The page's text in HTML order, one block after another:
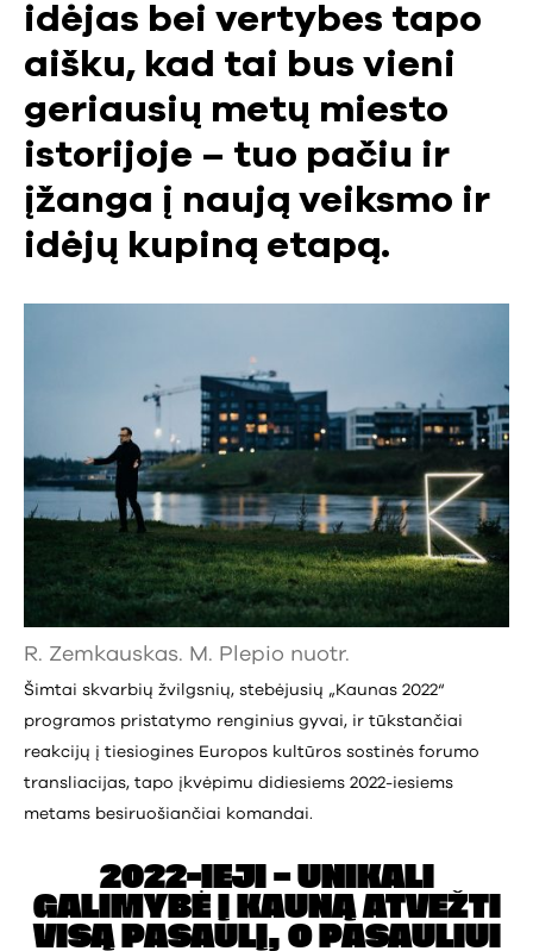
idėjas bei vertybes tapo
aišku, kad tai bus vieni
geriausių metų miesto
istorijoje – tuo pačiu ir
įžanga į naują veiksmo ir
idėjų kupiną etapą.
R. Zemkauskas. M. Plepio nuotr.
Šimtai skvarbių žvilgsnių, stebėjusių „Kaunas 2022“
programos pristatymo renginius gyvai, ir tūkstančiai
reakcijų į tiesiogines Europos kultūros sostinės forumo
transliacijas, tapo įkvėpimu didiesiems 2022-iesiems
metams besiruošiančiai komandai.
2022-IEJI – UNIKALI
GALIMYBĖ Į KAUNĄ ATVEŽTI
VISĄ PASAULĮ, O PASAULIUI